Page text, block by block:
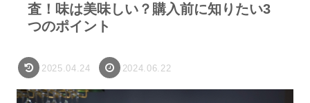
査！味は美味しい？購入前に知りたい3
つのポイント
2025.04.24 2024.06.22